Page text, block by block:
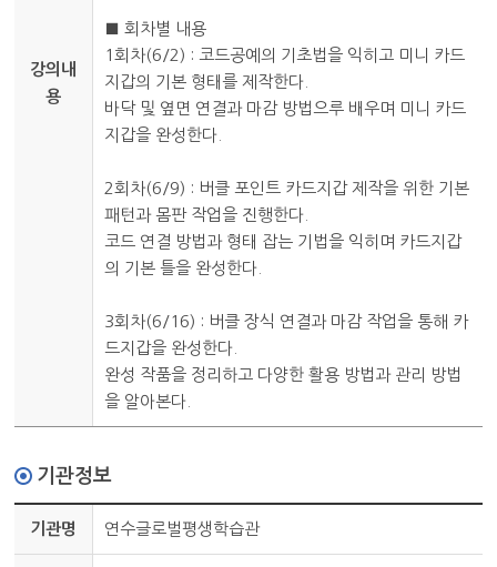
강의내
용
■ 회차별 내용
1회차(6/2) : 코드공예의 기초법을 익히고 미니 카드
지갑의 기본 형태를 제작한다.
바닥 및 옆면 연결과 마감 방법으루 배우며 미니 카드
지갑을 완성한다.
2회차(6/9) : 버클 포인트 카드지갑 제작을 위한 기본
패턴과 몸판 작업을 진행한다.
코드 연결 방법과 형태 잡는 기법을 익히며 카드지갑
의 기본 틀을 완성한다.
3회차(6/16) : 버클 장식 연결과 마감 작업을 통해 카
드지갑을 완성한다.
완성 작품을 정리하고 다양한 활용 방법과 관리 방법
을 알아본다.
기관정보
기관명 연수글로벌평생학습관